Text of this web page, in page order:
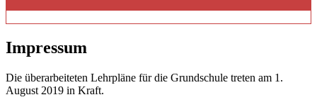
Impressum
Die überarbeiteten Lehrpläne für die Grundschule treten am 1.
August 2019 in Kraft.